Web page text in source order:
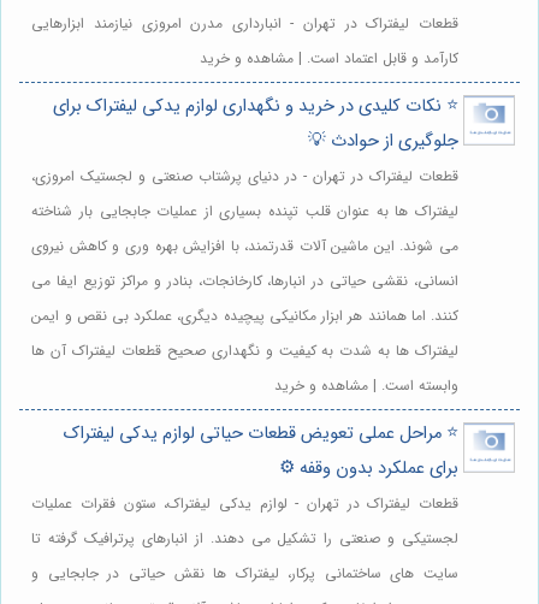
قطعات لیفتراک در تهران - انبارداری مدرن امروزی نیازمند ابزارهایی
کارآمد و قابل اعتماد است. | مشاهده و خرید
⭐️ نکات کلیدی در خرید و نگهداری لوازم یدکی لیفتراک برای
جلوگیری از حوادث 💡
قطعات لیفتراک در تهران - در دنیای پرشتاب صنعتی و لجستیک امروزی،
لیفتراک ها به عنوان قلب تپنده بسیاری از عملیات جابجایی بار شناخته
می شوند. این ماشین آلات قدرتمند، با افزایش بهره وری و کاهش نیروی
انسانی، نقشی حیاتی در انبارها، کارخانجات، بنادر و مراکز توزیع ایفا می
کنند. اما همانند هر ابزار مکانیکی پیچیده دیگری، عملکرد بی نقص و ایمن
لیفتراک ها به شدت به کیفیت و نگهداری صحیح قطعات لیفتراک آن ها
وابسته است. | مشاهده و خرید
⭐️ مراحل عملی تعویض قطعات حیاتی لوازم یدکی لیفتراک
برای عملکرد بدون وقفه ⚙️
قطعات لیفتراک در تهران - لوازم یدکی لیفتراک، ستون فقرات عملیات
لجستیکی و صنعتی را تشکیل می دهند. از انبارهای پرترافیک گرفته تا
سایت های ساختمانی پرکار، لیفتراک ها نقش حیاتی در جابجایی و